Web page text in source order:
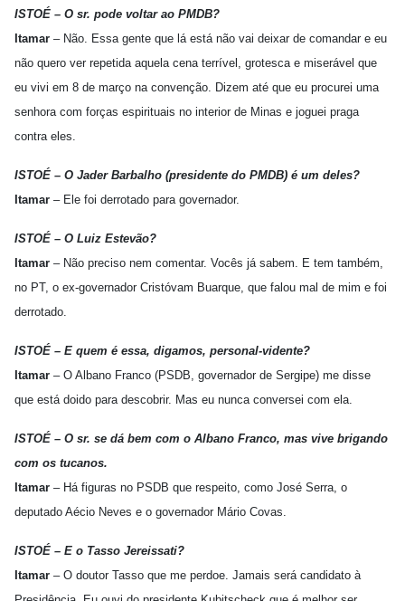
ISTOÉ – O sr. pode voltar ao PMDB?
Itamar – Não. Essa gente que lá está não vai deixar de comandar e eu
não quero ver repetida aquela cena terrível, grotesca e miserável que
eu vivi em 8 de março na convenção. Dizem até que eu procurei uma
senhora com forças espirituais no interior de Minas e joguei praga
contra eles.
ISTOÉ – O Jader Barbalho (presidente do PMDB) é um deles?
Itamar – Ele foi derrotado para governador.
ISTOÉ – O Luiz Estevão?
Itamar – Não preciso nem comentar. Vocês já sabem. E tem também,
no PT, o ex-governador Cristóvam Buarque, que falou mal de mim e foi
derrotado.
ISTOÉ – E quem é essa, digamos, personal-vidente?
Itamar – O Albano Franco (PSDB, governador de Sergipe) me disse
que está doido para descobrir. Mas eu nunca conversei com ela.
ISTOÉ – O sr. se dá bem com o Albano Franco, mas vive brigando
com os tucanos.
Itamar – Há figuras no PSDB que respeito, como José Serra, o
deputado Aécio Neves e o governador Mário Covas.
ISTOÉ – E o Tasso Jereissati?
Itamar – O doutor Tasso que me perdoe. Jamais será candidato à